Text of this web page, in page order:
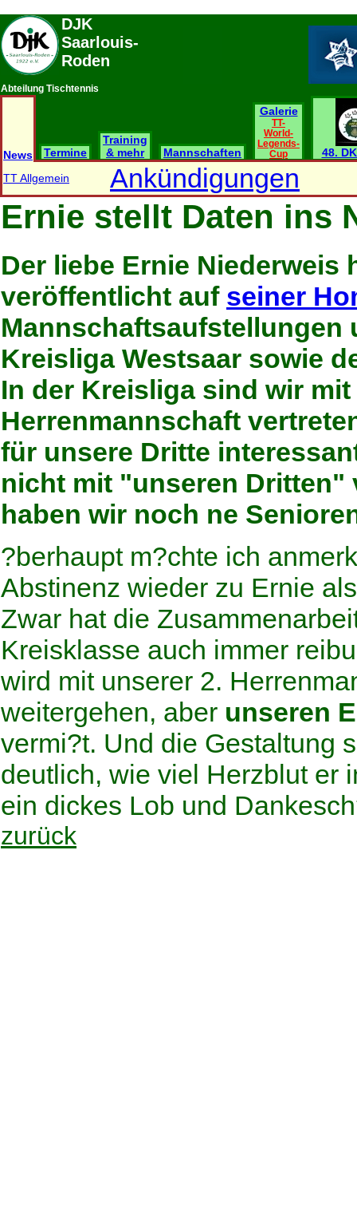
DJK
Saarlouis-
Roden
Abteilung Tischtennis
News Termine
Training
& mehr
Mannschaften
Galerie
TT-
World-
Legends-
Cup
48.
TT Allgemein
Ankündigungen
Ernie stellt Daten ins
Der liebe Ernie Niederweis
veröffentlicht auf seiner
Mannschaftsaufstellungen
Kreisliga Westsaar sowie
In der Kreisliga sind wir
Herrenmannschaft
für unsere Dritte
nicht mit "unseren
haben wir noch ne
?berhaupt m?chte ich
Abstinenz wieder zu Ernie
Zwar hat die
Kreisklasse auch immer
wird mit unserer 2.
weitergehen, aber unseren
vermi?t. Und die Gestaltung
deutlich, wie viel Herzblut er
ein dickes Lob und
zurück